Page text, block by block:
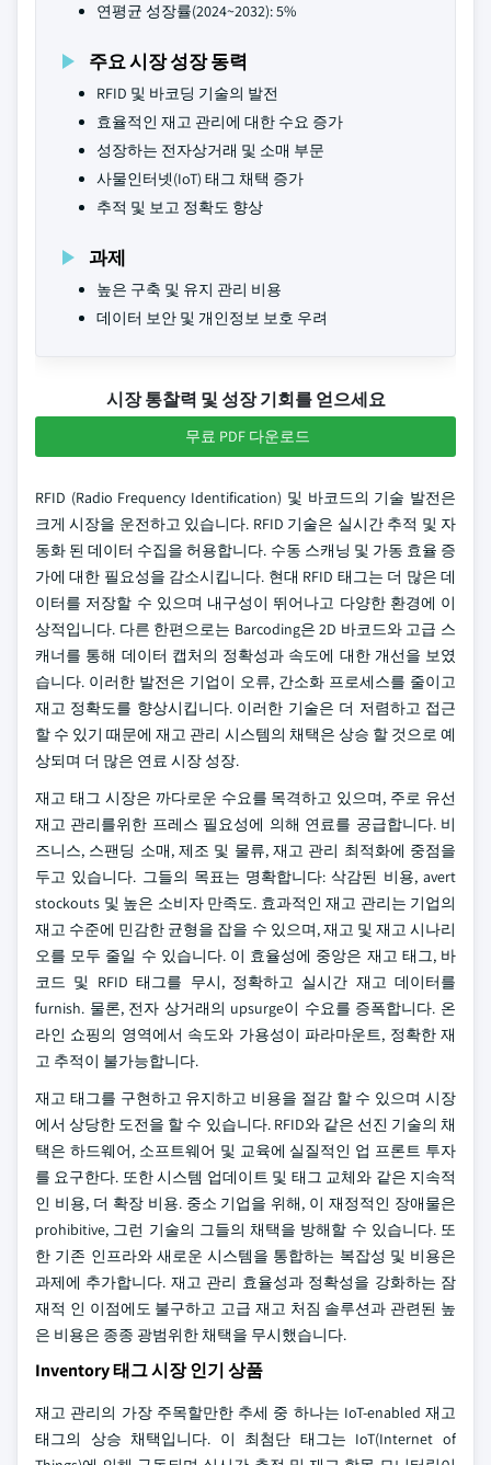
연평균 성장률(2024~2032): 5%
주요 시장 성장 동력
RFID 및 바코딩 기술의 발전
효율적인 재고 관리에 대한 수요 증가
성장하는 전자상거래 및 소매 부문
사물인터넷(IoT) 태그 채택 증가
추적 및 보고 정확도 향상
과제
높은 구축 및 유지 관리 비용
데이터 보안 및 개인정보 보호 우려
시장 통찰력 및 성장 기회를 얻으세요
무료 PDF 다운로드
RFID (Radio Frequency Identification) 및 바코드의 기술 발전은
크게 시장을 운전하고 있습니다. RFID 기술은 실시간 추적 및 자
동화 된 데이터 수집을 허용합니다. 수동 스캐닝 및 가동 효율 증
가에 대한 필요성을 감소시킵니다. 현대 RFID 태그는 더 많은 데
이터를 저장할 수 있으며 내구성이 뛰어나고 다양한 환경에 이
상적입니다. 다른 한편으로는 Barcoding은 2D 바코드와 고급 스
캐너를 통해 데이터 캡처의 정확성과 속도에 대한 개선을 보였
습니다. 이러한 발전은 기업이 오류, 간소화 프로세스를 줄이고
재고 정확도를 향상시킵니다. 이러한 기술은 더 저렴하고 접근
할 수 있기 때문에 재고 관리 시스템의 채택은 상승 할 것으로 예
상되며 더 많은 연료 시장 성장.
재고 태그 시장은 까다로운 수요를 목격하고 있으며, 주로 유선
재고 관리를위한 프레스 필요성에 의해 연료를 공급합니다. 비
즈니스, 스팬딩 소매, 제조 및 물류, 재고 관리 최적화에 중점을
두고 있습니다. 그들의 목표는 명확합니다: 삭감된 비용, avert
stockouts 및 높은 소비자 만족도. 효과적인 재고 관리는 기업의
재고 수준에 민감한 균형을 잡을 수 있으며, 재고 및 재고 시나리
오를 모두 줄일 수 있습니다. 이 효율성에 중앙은 재고 태그, 바
코드 및 RFID 태그를 무시, 정확하고 실시간 재고 데이터를
furnish. 물론, 전자 상거래의 upsurge이 수요를 증폭합니다. 온
라인 쇼핑의 영역에서 속도와 가용성이 파라마운트, 정확한 재
고 추적이 불가능합니다.
재고 태그를 구현하고 유지하고 비용을 절감 할 수 있으며 시장
에서 상당한 도전을 할 수 있습니다. RFID와 같은 선진 기술의 채
택은 하드웨어, 소프트웨어 및 교육에 실질적인 업 프론트 투자
를 요구한다. 또한 시스템 업데이트 및 태그 교체와 같은 지속적
인 비용, 더 확장 비용. 중소 기업을 위해, 이 재정적인 장애물은
prohibitive, 그런 기술의 그들의 채택을 방해할 수 있습니다. 또
한 기존 인프라와 새로운 시스템을 통합하는 복잡성 및 비용은
과제에 추가합니다. 재고 관리 효율성과 정확성을 강화하는 잠
재적 인 이점에도 불구하고 고급 재고 처짐 솔루션과 관련된 높
은 비용은 종종 광범위한 채택을 무시했습니다.
Inventory 태그 시장 인기 상품
재고 관리의 가장 주목할만한 추세 중 하나는 IoT-enabled 재고
태그의 상승 채택입니다. 이 최첨단 태그는 IoT(Internet of